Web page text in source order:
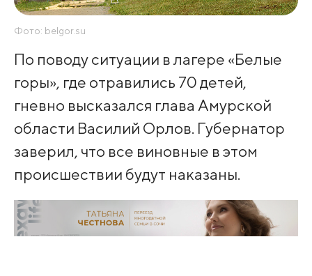
Фото: belgor.su
По поводу ситуации в лагере «Белые
горы», где отравились 70 детей,
гневно высказался глава Амурской
области Василий Орлов. Губернатор
заверил, что все виновные в этом
происшествии будут наказаны.